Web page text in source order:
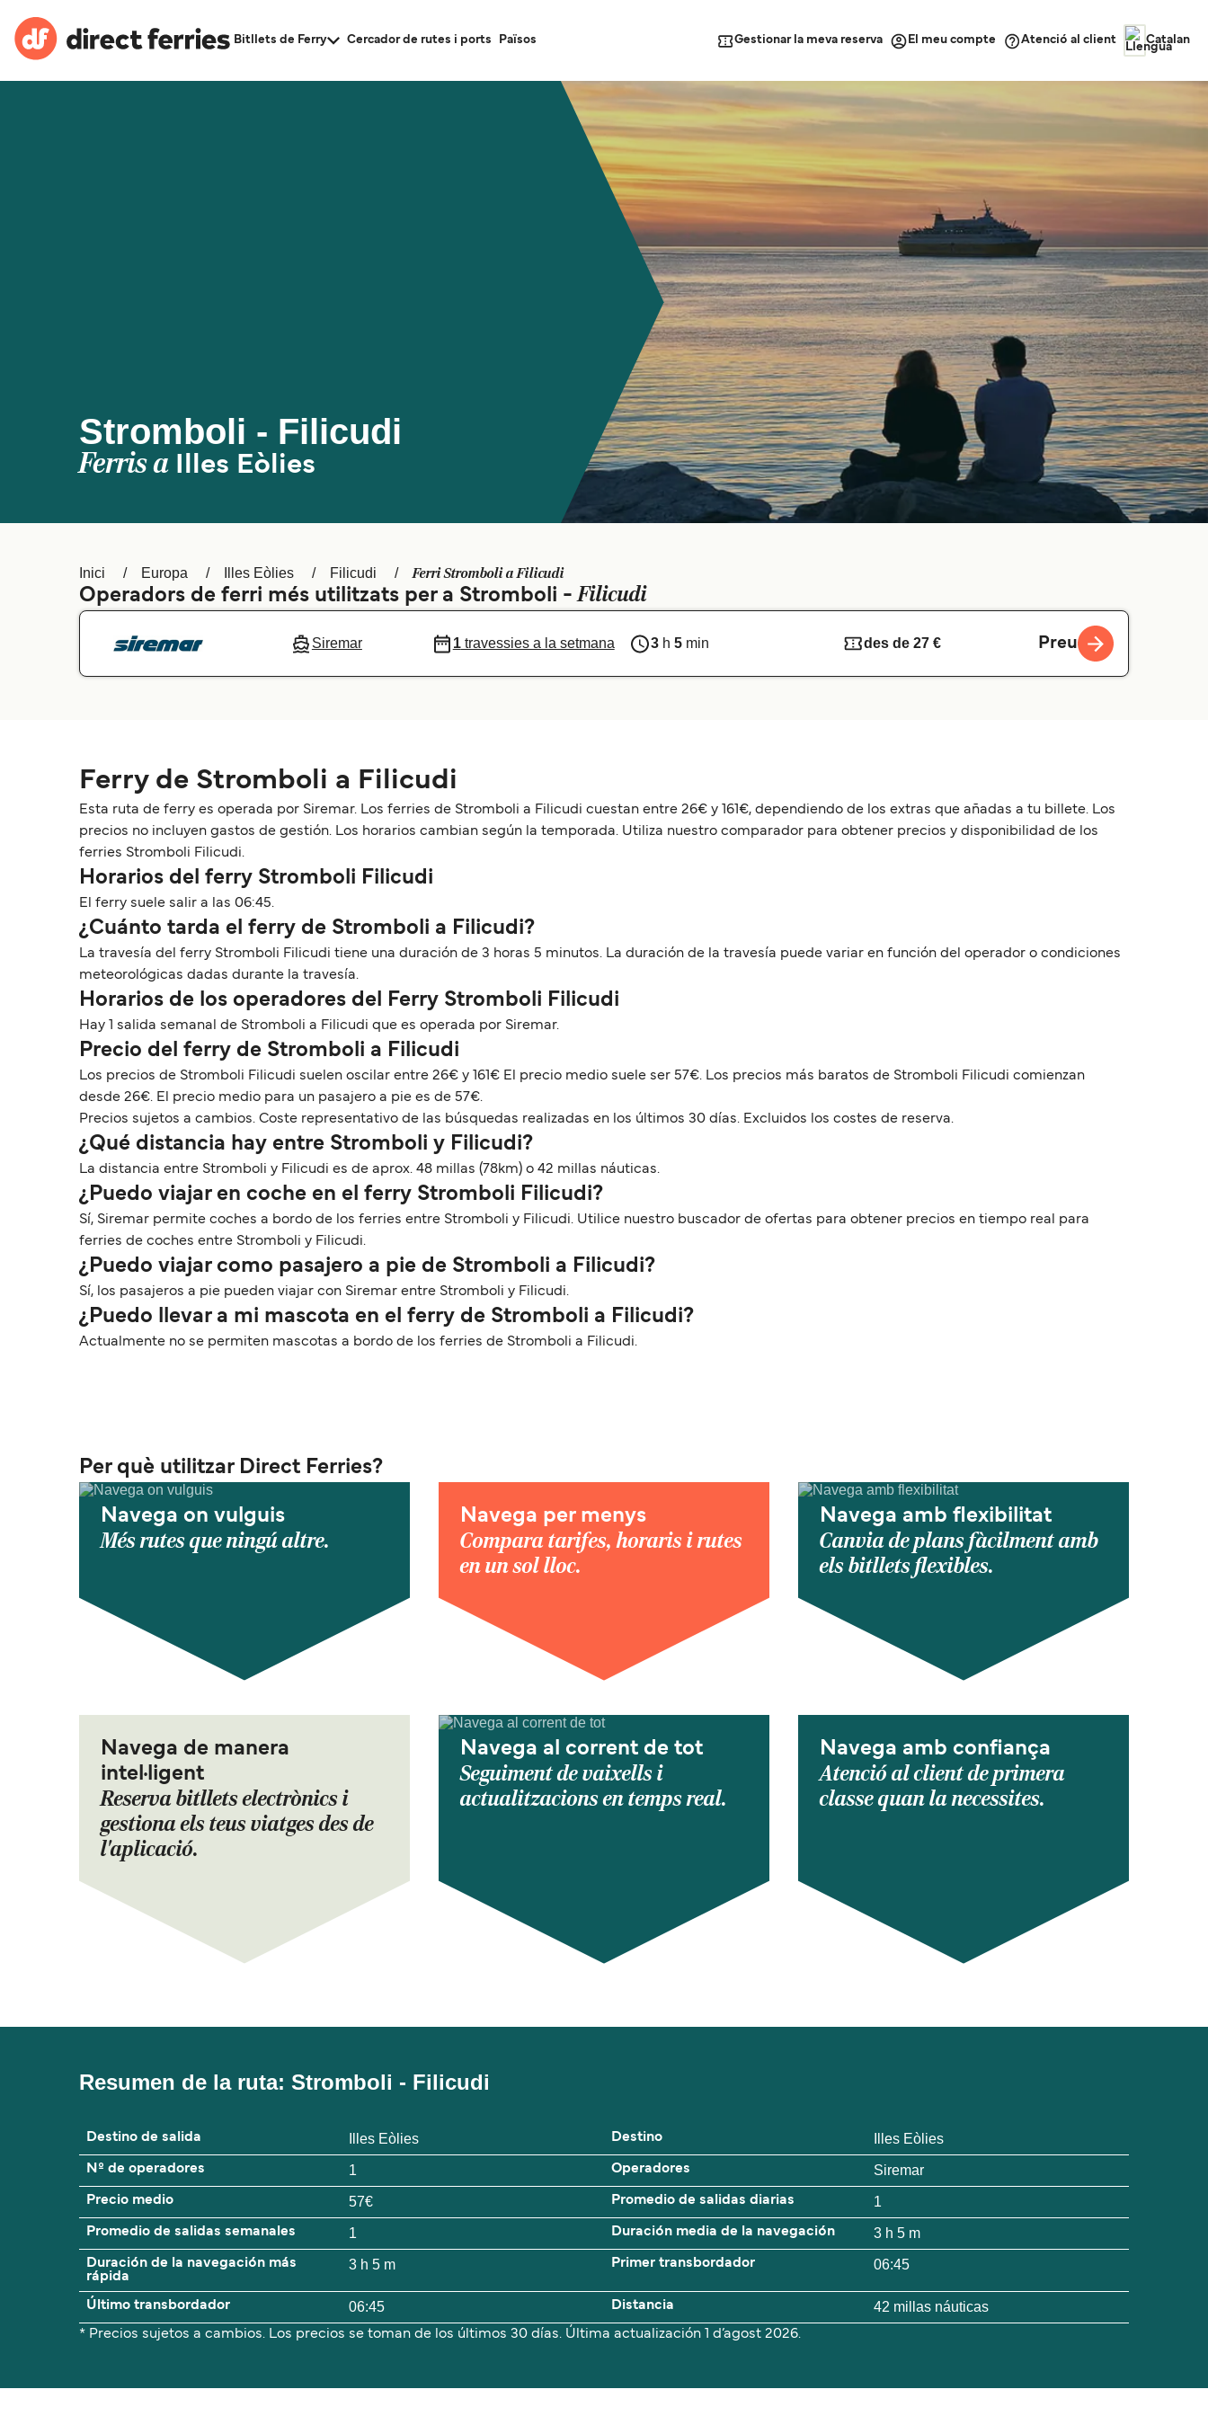
Bitllets de Ferry Cercador de rutes i ports Països Gestionar la meva reserva El meu compte Atenció al client Catalan
Stromboli - Filicudi
Ferris a Illes Eòlies
Inici Europa Illes Eòlies Filicudi Ferri Stromboli a Filicudi
Operadors de ferri més utilitzats per a Stromboli -Filicudi
Siremar 1travessies a la setmana 3h 5min des de 27 € Preu
Ferry de Stromboli a Filicudi
Esta ruta de ferry es operada por Siremar. Los ferries de Stromboli a Filicudi cuestan entre 26€ y 161€, dependiendo de los extras que añadas a tu billete. Los
precios no incluyen gastos de gestión. Los horarios cambian según la temporada. Utiliza nuestro comparador para obtener precios y disponibilidad de los
ferries Stromboli Filicudi.
Horarios del ferry Stromboli Filicudi
El ferry suele salir a las 06:45.
¿Cuánto tarda el ferry de Stromboli a Filicudi?
La travesía del ferry Stromboli Filicudi tiene una duración de 3 horas 5 minutos. La duración de la travesía puede variar en función del operador o condiciones
meteorológicas dadas durante la travesía.
Horarios de los operadores del Ferry Stromboli Filicudi
Hay 1 salida semanal de Stromboli a Filicudi que es operada por Siremar.
Precio del ferry de Stromboli a Filicudi
Los precios de Stromboli Filicudi suelen oscilar entre 26€ y 161€ El precio medio suele ser 57€. Los precios más baratos de Stromboli Filicudi comienzan
desde 26€. El precio medio para un pasajero a pie es de 57€.
Precios sujetos a cambios. Coste representativo de las búsquedas realizadas en los últimos 30 días. Excluidos los costes de reserva.
¿Qué distancia hay entre Stromboli y Filicudi?
La distancia entre Stromboli y Filicudi es de aprox. 48 millas (78km) o 42 millas náuticas.
¿Puedo viajar en coche en el ferry Stromboli Filicudi?
Sí, Siremar permite coches a bordo de los ferries entre Stromboli y Filicudi. Utilice nuestro buscador de ofertas para obtener precios en tiempo real para
ferries de coches entre Stromboli y Filicudi.
¿Puedo viajar como pasajero a pie de Stromboli a Filicudi?
Sí, los pasajeros a pie pueden viajar con Siremar entre Stromboli y Filicudi.
¿Puedo llevar a mi mascota en el ferry de Stromboli a Filicudi?
Actualmente no se permiten mascotas a bordo de los ferries de Stromboli a Filicudi.
Per què utilitzar Direct Ferries?
Navega on vulguis
Més rutes que ningú altre.
Navega per menys
Compara tarifes, horaris i rutes
en un sol lloc.
Navega amb flexibilitat
Canvia de plans fàcilment amb
els bitllets flexibles.
Navega de manera
intel·ligent
Reserva bitllets electrònics i
gestiona els teus viatges des de
l'aplicació.
Navega al corrent de tot
Seguiment de vaixells i
actualitzacions en temps real.
Navega amb confiança
Atenció al client de primera
classe quan la necessites.
Resumen de la ruta: Stromboli - Filicudi
Destino de salida Illes Eòlies Destino Illes Eòlies
Nº de operadores 1 Operadores Siremar
Precio medio 57€ Promedio de salidas diarias 1
Promedio de salidas semanales 1 Duración media de la navegación 3 h 5 m
Duración de la navegación más
rápida
3 h 5 m Primer transbordador 06:45
Último transbordador 06:45 Distancia 42 millas náuticas
* Precios sujetos a cambios. Los precios se toman de los últimos 30 días. Última actualización 1 d’agost 2026.